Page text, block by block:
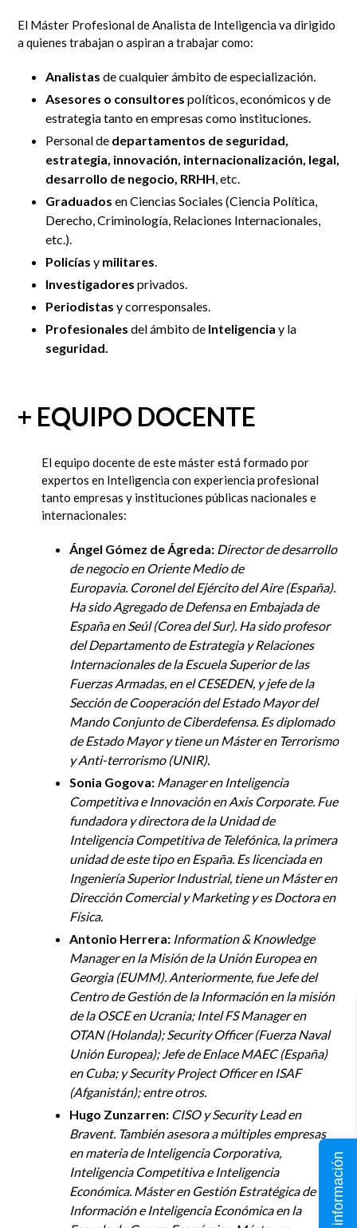
El Máster Profesional de Analista de Inteligencia va dirigido
a quienes trabajan o aspiran a trabajar como:
Analistas de cualquier ámbito de especialización.
Asesores o consultores políticos, económicos y de
estrategia tanto en empresas como instituciones.
Personal de departamentos de seguridad,
estrategia, innovación, internacionalización, legal,
desarrollo de negocio, RRHH , etc.
Graduados en Ciencias Sociales (Ciencia Política,
Derecho, Criminología, Relaciones Internacionales,
etc.).
Policías y militares
Investigadores privados.
Periodistas y corresponsales.
Profesionales del ámbito de Inteligencia y la
seguridad.
+ EQUIPO DOCENTE
El equipo docente de este máster está formado por
expertos en Inteligencia con experiencia profesional
tanto empresas y instituciones públicas nacionales e
internacionales:
Ángel Gómez de Ágreda: Director de desarrollo
de negocio en Oriente Medio de
Europavia. Coronel del Ejército del Aire (España).
Ha sido Agregado de Defensa en Embajada de
España en Seúl (Corea del Sur). Ha sido profesor
del Departamento de Estrategia y Relaciones
Internacionales de la Escuela Superior de las
Fuerzas Armadas, en el CESEDEN, y jefe de la
Sección de Cooperación del Estado Mayor del
Mando Conjunto de Ciberdefensa. Es diplomado
de Estado Mayor y tiene un Máster en Terrorismo
y Anti-terrorismo (UNIR).
Sonia Gogova: Manager en Inteligencia
Competitiva e Innovación en Axis Corporate. Fue
fundadora y directora de la Unidad de
Inteligencia Competitiva de Telefónica, la primera
unidad de este tipo en España. Es licenciada en
Ingeniería Superior Industrial, tiene un Máster en
Dirección Comercial y Marketing y es Doctora en
Física.
Antonio Herrera: Information& Knowledge
Manager en la Misión de la Unión Europea en
Georgia (EUMM). Anteriormente, fue Jefe del
Centro de Gestión de la Información en la misión
de la OSCE en Ucrania; Intel FS Manager en
OTAN (Holanda); SecurityOfficer(Fuerza Naval
Unión Europea); Jefe de Enlace MAEC (España)
en Cuba; y Security ProjectOfficeren ISAF
(Afganistán); entre otros.
Hugo Zunzarren: CISO y Security Lead en
Bravent. También asesora a múltiples empresas
en materia de Inteligencia Corporativa,
Inteligencia Competitiva e Inteligencia
Económica. Máster en Gestión Estratégica de la
Información e Inteligencia Económica en la